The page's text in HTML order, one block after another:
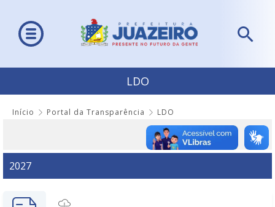
LDO
Início Portal da Transparência LDO
2027